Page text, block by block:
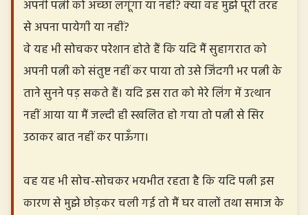
अपनी पत्नी को अच्छा लगूंगा या नहीं? क्या वह मुझे पूरी तरह
से अपना पायेगी या नहीं?
वे यह भी सोचकर परेशान होते हैं कि यदि मैं सुहागरात को
अपनी पत्नी को संतुष्ट नहीं कर पाया तो उसे जिंदगी भर पत्नी के
ताने सुनने पड़ सकते हैं। यदि इस रात को मेरे लिंग में उत्थान
नहीं आया या मैं जल्दी ही स्खलित हो गया तो पत्नी से सिर
उठाकर बात नहीं कर पाऊँगा।
वह यह भी सोच-सोचकर भयभीत रहता है कि यदि पत्नी इस
कारण से मुझे छोड़कर चली गई तो मैं घर वालों तथा समाज के